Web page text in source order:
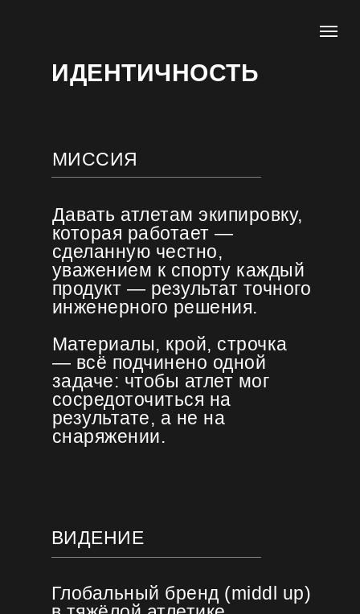
МИССИЯ
Давать атлетам экипировку,
которая работает —
сделанную честно,
уважением к спорту каждый
продукт — результат точного
инженерного решения.
Материалы, крой, строчка
— всё подчинено одной
задаче: чтобы атлет мог
сосредоточиться на
результате, а не на
снаряжении.
ВИДЕНИЕ
Глобальный бренд (middl up)
ИДЕНТИЧНОСТЬ